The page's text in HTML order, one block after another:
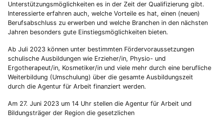
Unterstützungsmöglichkeiten es in der Zeit der Qualifizierung gibt.
Interessierte erfahren auch, welche Vorteile es hat, einen (neuen)
Berufsabschluss zu erwerben und welche Branchen in den nächsten
Jahren besonders gute Einstiegsmöglichkeiten bieten.
Ab Juli 2023 können unter bestimmten Fördervoraussetzungen
schulische Ausbildungen wie Erzieher/in, Physio- und
Ergotherapeut/in, Kosmetiker/in und viele mehr durch eine berufliche
Weiterbildung (Umschulung) über die gesamte Ausbildungszeit
durch die Agentur für Arbeit finanziert werden.
Am 27. Juni 2023 um 14 Uhr stellen die Agentur für Arbeit und
Bildungsträger der Region die gesetzlichen